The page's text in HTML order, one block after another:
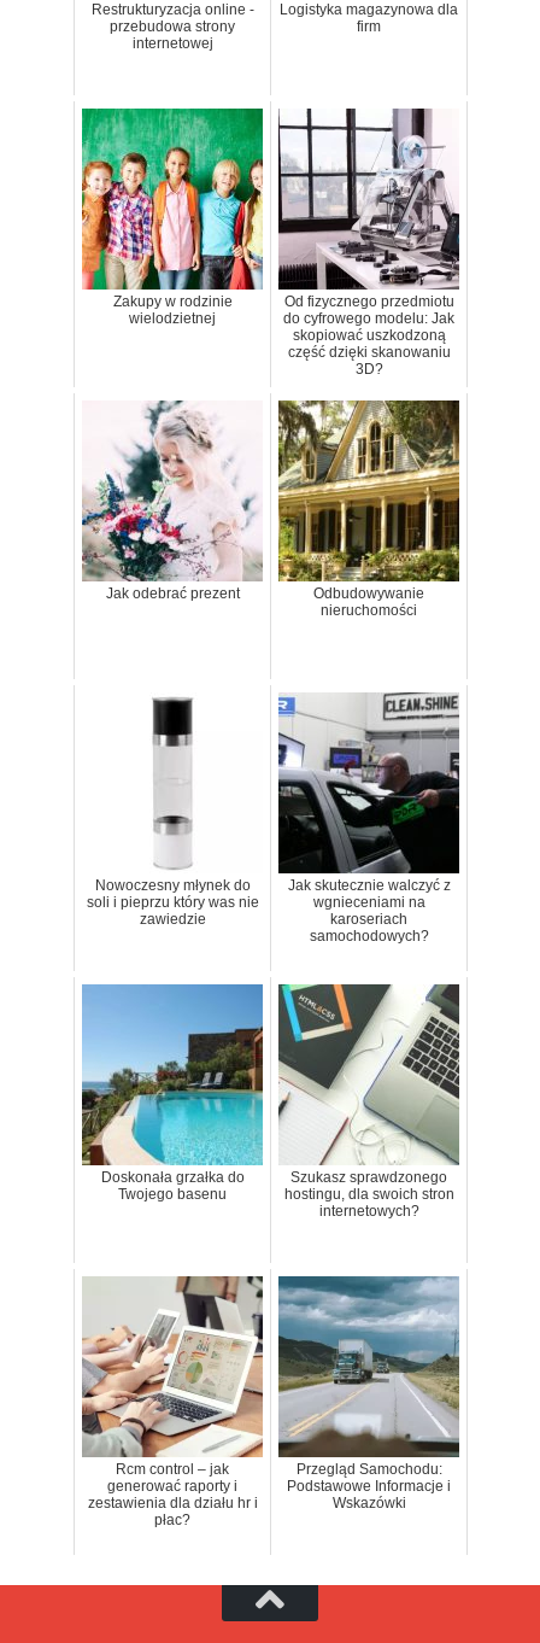
Restrukturyzacja online -
przebudowa strony
internetowej
Logistyka magazynowa dla
firm
Zakupy w rodzinie
wielodzietnej
Od fizycznego przedmiotu
do cyfrowego modelu: Jak
skopiować uszkodzoną
część dzięki skanowaniu
3D?
Jak odebrać prezent
Odbudowywanie
nieruchomości
Nowoczesny młynek do
soli i pieprzu który was nie
zawiedzie
Jak skutecznie walczyć z
wgnieceniami na
karoseriach
samochodowych?
Doskonała grzałka do
Twojego basenu
Szukasz sprawdzonego
hostingu, dla swoich stron
internetowych?
Rcm control – jak
generować raporty i
zestawienia dla działu hr i
płac?
Przegląd Samochodu:
Podstawowe Informacje i
Wskazówki